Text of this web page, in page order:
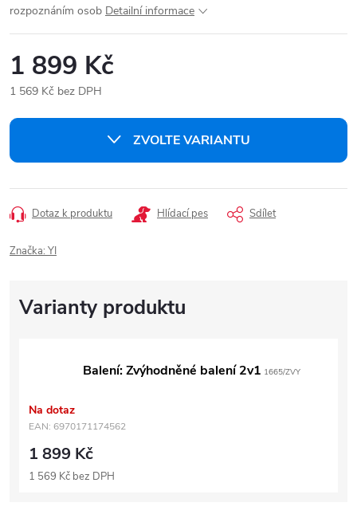
rozpoznáním osob Detailní informace
1 899 Kč
1 569 Kč bez DPH
cena:
ZVOLTE VARIANTU
Dotaz k produktu Hlídací pes Sdílet
Značka: YI
Balení: Zvýhodněné balení 2v1 1665/ZVY
Na dotaz
EAN: 6970171174562
1 899 Kč
1 569 Kč bez DPH